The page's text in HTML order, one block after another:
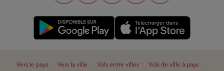
Vers le pays Vers la ville Vols entre villes Vols de ville à pays